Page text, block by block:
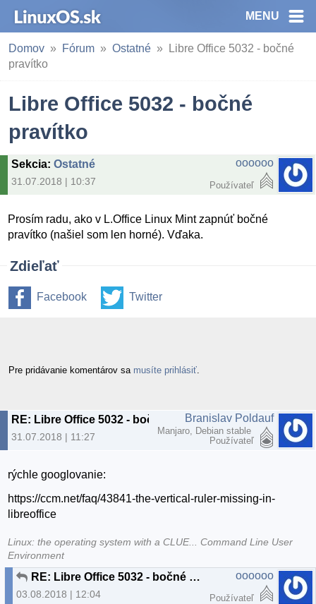
MENU
Domov Fórum Ostatné
Libre Office 5032 - bočné
pravítko
Libre Office 5032 - bočné
pravítko
Sekcia: Ostatné
31.07.2018 | 10:37
oooooo
Používateľ
Prosím radu, ako v L.Office Linux Mint zapnúť bočné
pravítko (našiel som len horné). Vďaka.
Zdieľať
Facebook Twitter
Pre pridávanie komentárov sa musíte prihlásiť
RE: Libre Office 5032 - bočné pravítko
31.07.2018 | 11:27
Branislav Poldauf
Manjaro, Debian stable
Používateľ
rýchle googlovanie:
https://ccm.net/faq/43841-the-vertical-ruler-missing-in-
libreoffice
Linux: the operating system with a CLUE... Command Line User
Environment
RE: Libre Office 5032 - bočné pravítko
03.08.2018 | 12:04
oooooo
Používateľ